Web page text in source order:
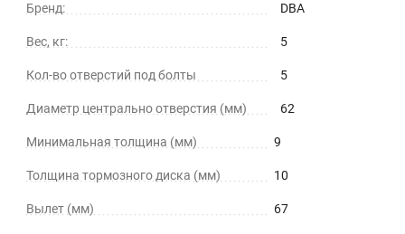
Бренд: DBA
Вес, кг: 5
Кол-во отверстий под болты 5
Диаметр центрально отверстия (мм) 62
Минимальная толщина (мм) 9
Толщина тормозного диска (мм) 10
Вылет (мм) 67